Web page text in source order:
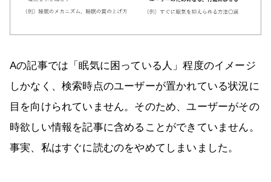
Aの記事では「眠気に困っている人」程度のイメージ
しかなく、検索時点のユーザーが置かれている状況に
目を向けられていません。そのため、ユーザーがその
時欲しい情報を記事に含めることができていません。
事実、私はすぐに読むのをやめてしまいました。